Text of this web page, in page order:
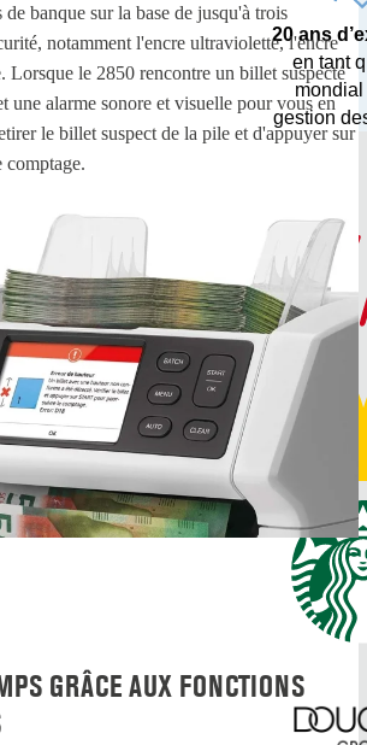
banque sur la base de jusqu'à trois
notamment l'encre ultraviolette, l'encre
Lorsque le 2850 rencontre un billet suspecté
une alarme sonore et visuelle pour vous en
le billet suspect de la pile et d'appuyer sur
comptage.
GRÂCE AUX FONCTIONS
20 ans
en tant
gestion